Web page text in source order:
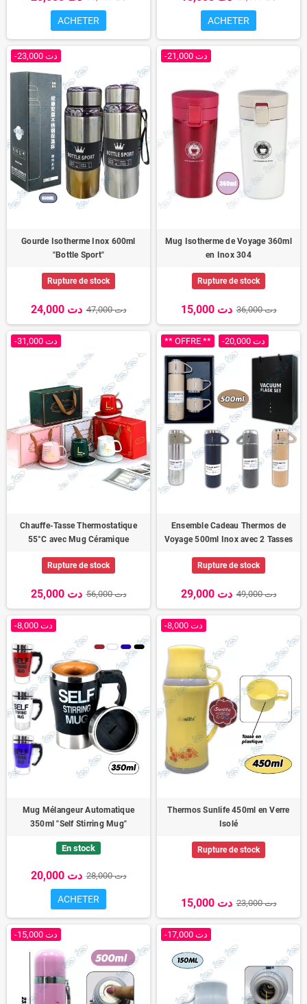
ACHETER ACHETER
-23,000 دت
Gourde Isotherme Inox 600ml
"Bottle Sport"
Rupture de stock
24,000 دت 47,000 دت
-21,000 دت
Mug Isotherme de Voyage 360ml
en Inox 304
Rupture de stock
15,000 دت 36,000 دت
-31,000 دت
Chauffe-Tasse Thermostatique
55°C avec Mug Céramique
Rupture de stock
25,000 دت 56,000 دت
** OFFRE ** -20,000 دت
Ensemble Cadeau Thermos de
Voyage 500ml Inox avec 2 Tasses
Rupture de stock
29,000 دت 49,000 دت
-8,000 دت
Mug Mélangeur Automatique
350ml "Self Stirring Mug"
En stock
20,000 دت 28,000 دت
ACHETER
-8,000 دت
Thermos Sunlife 450ml en Verre
Isolé
Rupture de stock
15,000 دت 23,000 دت
-15,000 دت -17,000 دت